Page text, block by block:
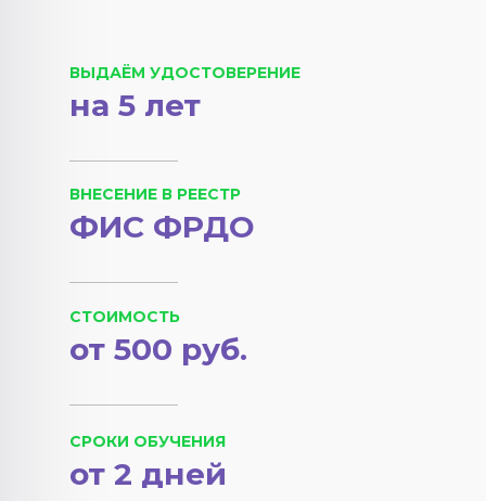
ВЫДАЁМ УДОСТОВЕРЕНИЕ
на 5 лет
ВНЕСЕНИЕ В РЕЕСТР
ФИС ФРДО
СРОКИ ОБУЧЕНИЯ
СТОИМОСТЬ
от 2 дней
от 500 руб.